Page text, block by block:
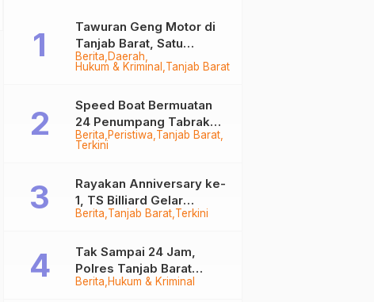
Berita Daerah
Hukum & Kriminal Tanjab Barat
Tawuran Geng Motor di
Tanjab Barat, Satu
Remaja Kritis Dibacok, 3
Pelaku Ditangkap
Berita Peristiwa Tanjab Barat
Terkini
Speed Boat Bermuatan
24 Penumpang Tabrak
Togok di Kuala Tungkal,
Berita Tanjab Barat Terkini
Rayakan Anniversary ke-
1, TS Billiard Gelar
Turnamen 9 Ball
Berita Hukum & Kriminal
Tak Sampai 24 Jam,
Polres Tanjab Barat
Ringkus Komplotan